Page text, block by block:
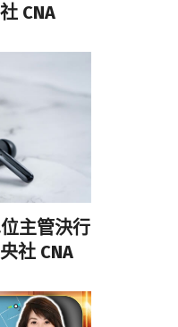
CNA
主管決行
社 CNA